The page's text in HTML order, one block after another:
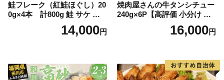
鮭フレーク（紅鮭ほぐし）20
0g×4本 計800g 鮭 サケ 鮭
ほぐし サケフレーク シャケ
フレーク 鮭フレーク14,000円
焼肉屋さんの牛タンシチュー
240g×6P【高評価 小分け 惣
菜 牛たん 一人暮らし 冷凍】
16,000円